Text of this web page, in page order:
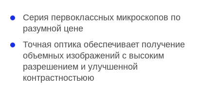
Серия первоклассных микроскопов по
разумной цене
Точная оптика обеспечивает получение
объемных изображений с высоким
разрешением и улучшенной
контрастностьюю